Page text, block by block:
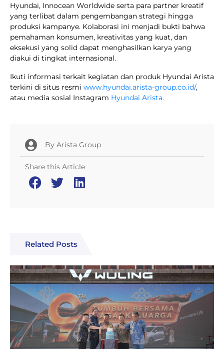
Hyundai, Innocean Worldwide serta para partner kreatif
yang terlibat dalam pengembangan strategi hingga
produksi kampanye. Kolaborasi ini menjadi bukti bahwa
pemahaman konsumen, kreativitas yang kuat, dan
eksekusi yang solid dapat menghasilkan karya yang
diakui di tingkat internasional.
Ikuti informasi terkait kegiatan dan produk Hyundai Arista
terkini di situs resmi www.hyundai.arista-group.co.id/,
atau media sosial Instagram Hyundai Arista.
By Arista Group
Share this Article
Related Posts